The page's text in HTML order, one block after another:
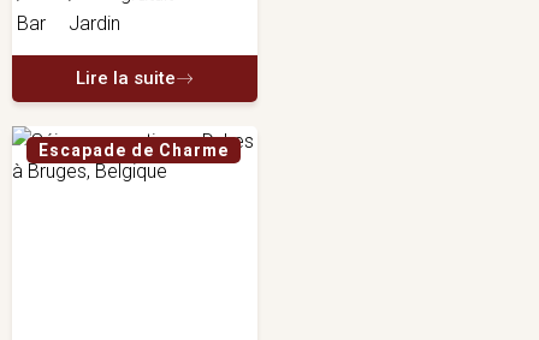
Lire la suite
Escapade de Charme